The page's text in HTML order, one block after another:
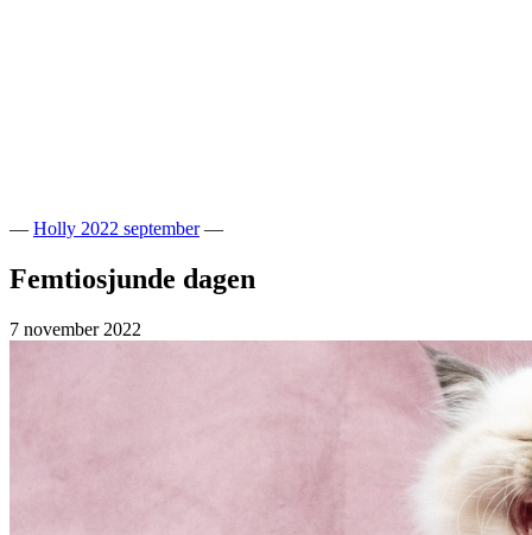
— Holly 2022 september—
Femtiosjunde dagen
7 november 2022